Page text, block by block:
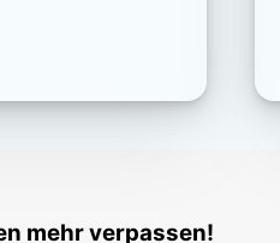
mehr verpassen!